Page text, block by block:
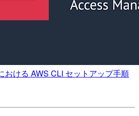
おける AWS CLI セットアップ手順